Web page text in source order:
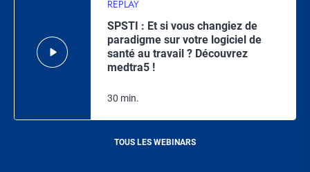
TOUS LES WEBINARS
REPLAY
SPSTI : Et si vous changiez de
paradigme sur votre logiciel de
santé au travail ? Découvrez
medtra5 !
30 min.